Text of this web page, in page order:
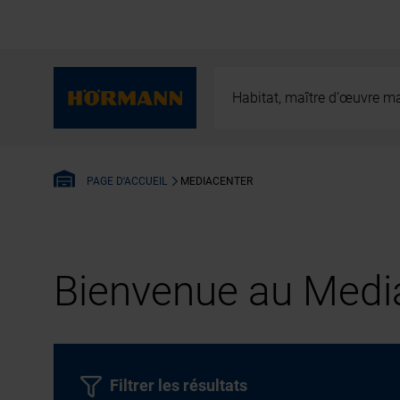
Habitat, maître d’œuvre
PAGE D'ACCUEIL MEDIACENTER
Bienvenue au
Filtrer les résultats